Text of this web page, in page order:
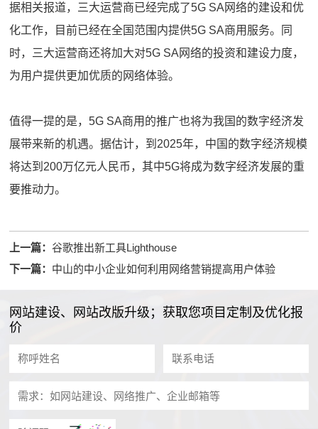
据相关报道，三大运营商已经完成了5G SA网络的建设和优
化工作，目前已经在全国范围内提供5G SA商用服务。同
时，三大运营商还将加大对5G SA网络的投资和建设力度，
为用户提供更加优质的网络体验。
值得一提的是，5G SA商用的推广也将为我国的数字经济发
展带来新的机遇。据估计，到2025年，中国的数字经济规模
将达到200万亿元人民币，其中5G将成为数字经济发展的重
要推动力。
上一篇：谷歌推出新工具Lighthouse
下一篇： 中山的中小企业如何利用网络营销提高用户体验
网站建设、网站改版升级；获取您项目定制及优化报
价